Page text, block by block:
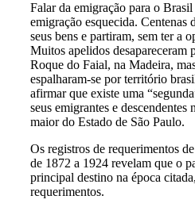
Falar da emigração para o
emigração esquecida. Centenas
seus bens e partiram, sem ter a
Muitos apelidos desapareceram
Roque do Faial, na Madeira,
espalharam-se por território
afirmar que existe uma
seus emigrantes e descendentes
maior do Estado de São Paulo.
Os registros de requerimentos
de 1872 a 1924 revelam que o
principal destino na época
requerimentos.